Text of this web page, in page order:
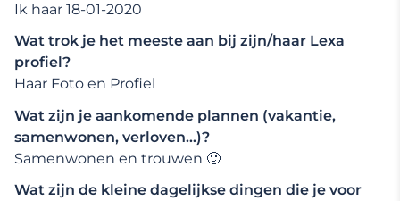
Ik haar 18-01-2020
Wat trok je het meeste aan bij zijn/haar Lexa
profiel?
Haar Foto en Profiel
Wat zijn je aankomende plannen (vakantie,
samenwonen, verloven…)?
Samenwonen en trouwen 🙂
Wat zijn de kleine dagelijkse dingen die je voor